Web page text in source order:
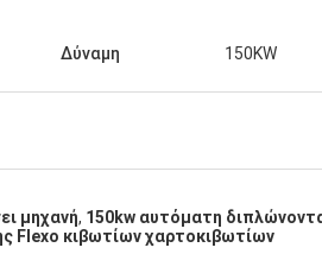
Δύναμη 150KW
μηχανή, 150kw αυτόματη
Flexo κιβωτίων χαρτοκιβωτίων